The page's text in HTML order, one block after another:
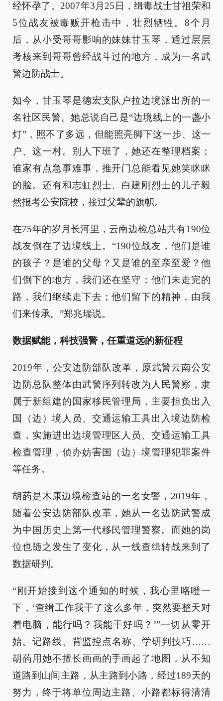
经怀孕了。2007年3月25日，缉毒战士甘祖荣和
5位战友被毒贩开枪击中，壮烈牺牲。8个月
后，从小受哥哥影响的妹妹甘玉琴，通过层层
考核来到哥哥曾经战斗过的地方，成为一名武
警边防战士。
如今，甘玉琴是德宏支队户拉边境派出所的一
名社区民警。她总说自己是“边境线上的一盏小
灯”，照不了多远，但能照亮脚下这一步、这一
户、这一村。别人下班了，她还在整理档案；
谁家有点急事难事，推开门总能看见她笑眯眯
的脸。还有和志虹烈士、白建刚烈士的儿子毅
然报考公安院校，接过父辈的旗帜。
在75年的岁月长河里，云南边检总站共有190位
战友倒在了边境线上。“190位战友，他们是谁
的孩子？是谁的父母？又是谁的至亲至爱？他
们倒下的地方，我们还在坚守；他们未走完的
路，我们继续走下去；他们留下的精神，由我
们来传承。”郑兆瑞说。
数据赋能，科技强警，任重道远的新征程
2019年，公安边防部队改革，原武警云南公安
边防总队整体由武警序列转改为人民警察，隶
属于新组建的国家移民管理局，主要担负出入
国（边）境人员、交通运输工具出入境边防检
查，实施进出边境管理区人员、交通运输工具
检查管理，侦办妨害国（边）境管理犯罪案件
等任务。
胡菂是木康边境检查站的一名女警，2019年，
随着公安边防部队改革，她从一名边防武警成
为中国历史上第一代移民管理警察。而她的岗
位也随之发生了变化，从一线查缉转战来到了
数据研判。
“刚开始接到这个通知的时候，我心里咯噔一
下，‘查缉工作我干了这么多年，突然要整天对
着电脑，能行吗？我能干好吗？’”一切从零开
始。记路线、背监控点名称、学研判技巧……
胡菂用她不擅长画画的手画起了地图，从不知
道路到山间主路，从主路到小路，经过189天的
努力，终于将单位周边主路、小路都标得清清